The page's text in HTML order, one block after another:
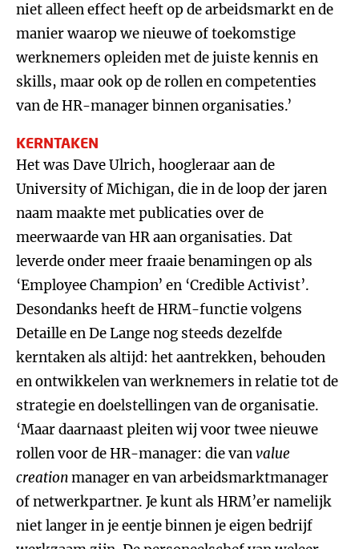
niet alleen effect heeft op de arbeidsmarkt en de
manier waarop we nieuwe of toekomstige
werknemers opleiden met de juiste kennis en
skills, maar ook op de rollen en competenties
van de HR-manager binnen organisaties.’
KERNTAKEN
Het was Dave Ulrich, hoogleraar aan de
University of Michigan, die in de loop der jaren
naam maakte met publicaties over de
meerwaarde van HR aan organisaties. Dat
leverde onder meer fraaie benamingen op als
‘Employee Champion’ en ‘Credible Activist’.
Desondanks heeft de HRM-functie volgens
Detaille en De Lange nog steeds dezelfde
kerntaken als altijd: het aantrekken, behouden
en ontwikkelen van werknemers in relatie tot de
strategie en doelstellingen van de organisatie.
‘Maar daarnaast pleiten wij voor twee nieuwe
rollen voor de HR-manager: die vanvalue
creationmanager en van arbeidsmarktmanager
of netwerkpartner. Je kunt als HRM’er namelijk
niet langer in je eentje binnen je eigen bedrijf